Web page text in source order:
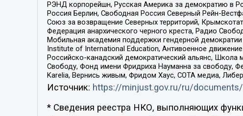
РЭНД корпорейшн, Русская Америка за демократию в
Россия Берлин, Свободная Россия Северный Рейн-
Союз за возвращение Северных территорий,
Федерация анархического черного креста, Радио
Мобильная академия поддержки гендерной
Institute of International Education, Антивоенное
Российско-канадский демократический альянс,
Свободу, Фонд имени Фридриха Науманна за свободу,
Karelia, Вернись живым, Фридом Хаус, СОТА медиа,
Источник: https://minjust.gov.ru/ru/
* Сведения реестра НКО, выполняющих